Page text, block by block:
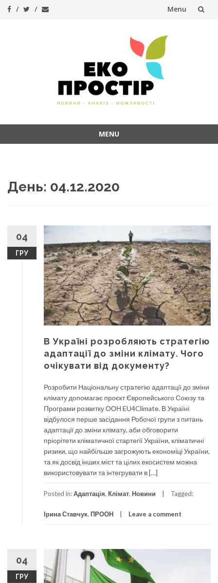
Menu
MENU
День: 04.12.2020
04
ГРУ
В Україні розробляють стратегію
адаптації до зміни клімату. Чого
очікувати від документу?
Розробити Національну стратегію адаптації до зміни
клімату допомагає проєкт Європейського Союзу та
Програми розвитку ООН EU4Climate. В Україні
відбулося перше засідання Робочої групи з питань
адаптації до зміни клімату, аби обговорити
пріорітети кліматичної стартегії України, кліматичні
ризики, що найбільше загрожують економіці України,
та як досвід інших міст та цілих екосистем можна
використовувати та інтегрувати в […]
Posted in:Адаптація, Клімат, Новини Tagged:
Ірина Ставчук, ПРООН Leave a comment
04
ГРУ